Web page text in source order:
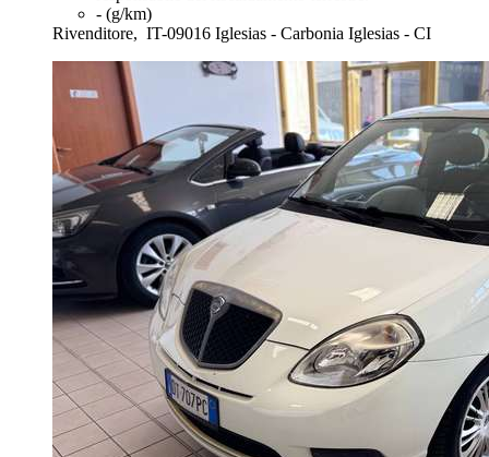
- (g/km)
Rivenditore, IT-09016 Iglesias - Carbonia Iglesias - CI